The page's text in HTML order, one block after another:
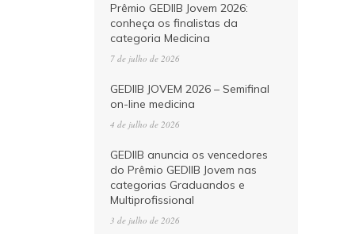
Prêmio GEDIIB Jovem 2026:
conheça os finalistas da
categoria Medicina
7 de julho de 2026
GEDIIB JOVEM 2026 – Semifinal
on-line medicina
4 de julho de 2026
GEDIIB anuncia os vencedores
do Prêmio GEDIIB Jovem nas
categorias Graduandos e
Multiprofissional
3 de julho de 2026